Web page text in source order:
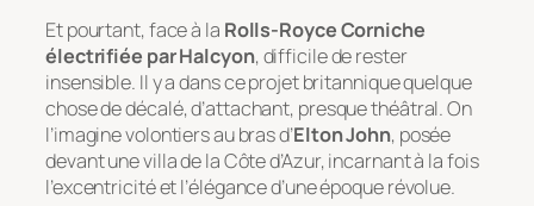
Et pourtant, face à la Rolls-Royce Corniche
électrifiée par Halcyon, difficile de rester
insensible. Il y a dans ce projet britannique quelque
chose de décalé, d’attachant, presque théâtral. On
l’imagine volontiers au bras d’Elton John, posée
devant une villa de la Côte d’Azur, incarnant à la fois
l’excentricité et l’élégance d’une époque révolue.